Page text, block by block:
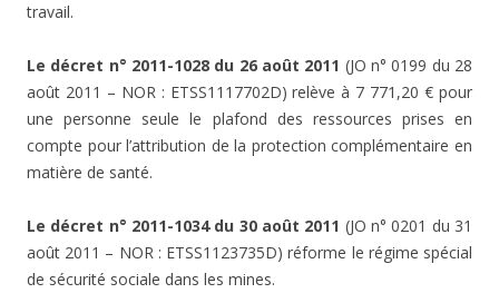
travail.
Le décret n° 2011-1028 du 26 août 2011 (JO n° 0199 du 28
août 2011 – NOR : ETSS1117702D) relève à 7 771,20 € pour
une personne seule le plafond des ressources prises en
compte pour l’attribution de la protection complémentaire en
matière de santé.
Le décret n° 2011-1034 du 30 août 2011 (JO n° 0201 du 31
août 2011 – NOR : ETSS1123735D) réforme le régime spécial
de sécurité sociale dans les mines.